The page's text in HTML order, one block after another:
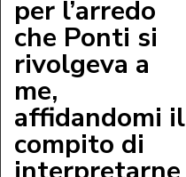
per l’arredo
che Ponti si
rivolgeva a
me,
affidandomi il
compito di